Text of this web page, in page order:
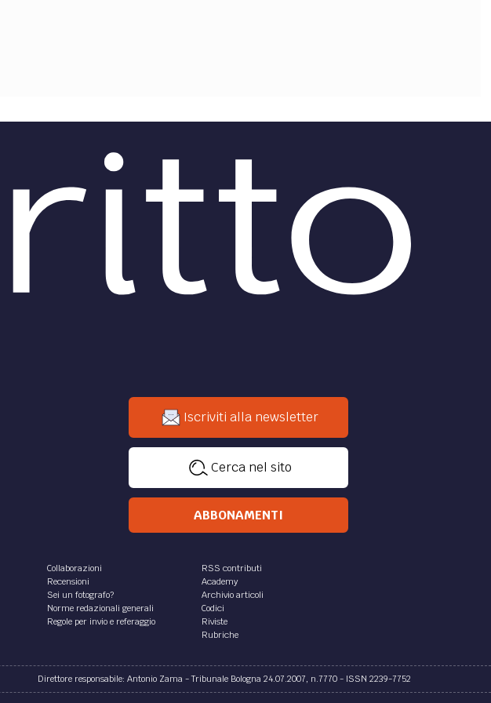
Iscriviti alla newsletter
Cerca nel sito
ABBONAMENTI
Collaborazioni
Recensioni
Sei un fotografo?
Norme redazionali generali
Regole per invio e referaggio
RSS contributi
Academy
Archivio articoli
Codici
Riviste
Rubriche
Direttore responsabile: Antonio Zama - Tribunale Bologna 24.07.2007, n.7770 - ISSN 2239-7752